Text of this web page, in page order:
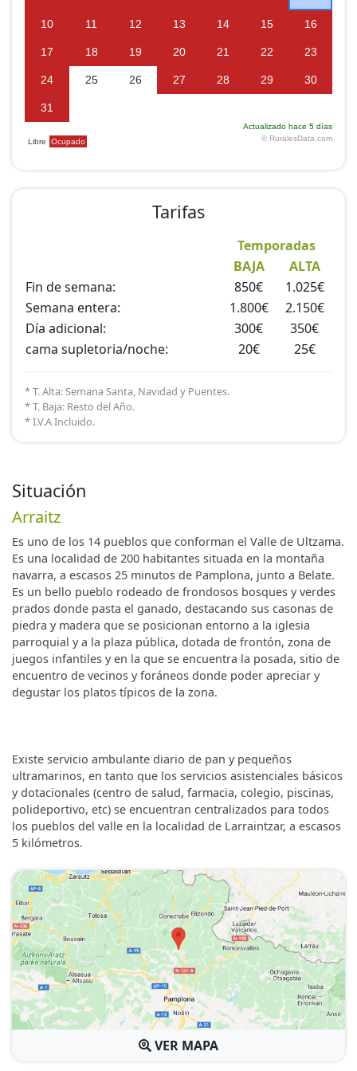
Zona exterior ajardinada:
Frente a la fachada sur de la casa existe una amplia
zona ajardinada de 500 m2 para uso exclusivo de los
clientes que dispone de barbacoa y mesas de pic-nic.
Igualmente se cuenta con un pequeño huerto con
hortalizas de temporada disponible para su visita.
La casa cuenta con red WIFI . Disponibilidad de cunas
Situación
Arraitz
Es uno de los 14 pueblos que conforman el Valle de Ultzama.
Es una localidad de 200 habitantes situada en la montaña
navarra, a escasos 25 minutos de Pamplona, junto a Belate.
Es un bello pueblo rodeado de frondosos bosques y verdes
prados donde pasta el ganado, destacando sus casonas de
piedra y madera que se posicionan entorno a la iglesia
parroquial y a la plaza pública, dotada de frontón, zona de
juegos infantiles y en la que se encuentra la posada, sitio de
encuentro de vecinos y foráneos donde poder apreciar y
degustar los platos típicos de la zona.
Existe servicio ambulante diario de pan y pequeños
ultramarinos, en tanto que los servicios asistenciales básicos
y dotacionales (centro de salud, farmacia, colegio, piscinas,
polideportivo, etc) se encuentran centralizados para todos
los pueblos del valle en la localidad de Larraintzar, a escasos
5 kilómetros.
VER MAPA
Tarifas
Temporadas
BAJA
ALTA
Fin de semana:
850€
1.025€
Semana entera:
1.800€
2.150€
Dí­a adicional:
300€
350€
cama supletoria/noche:
20€ 25€
* T. Alta: Semana Santa, Navidad y Puentes.
* T. Baja: Resto del Año.
* I.V.A Incluido.